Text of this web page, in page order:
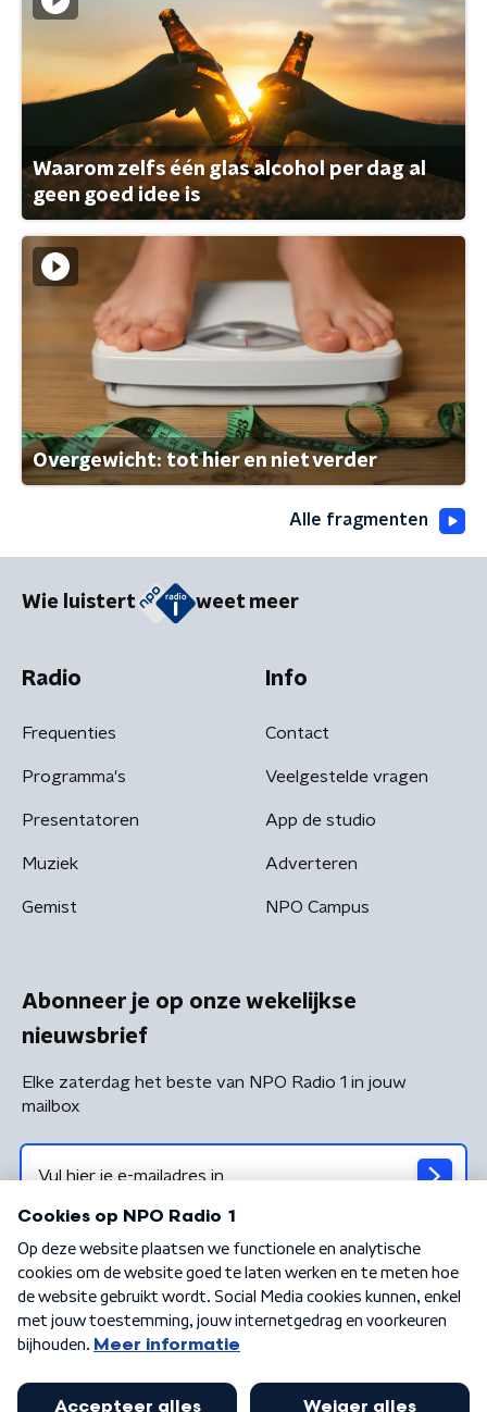
Waarom zelfs één glas alcohol per dag al
geen goed idee is
Overgewicht: tot hier en niet verder
Alle fragmenten
Wie luistert weet meer
Radio
Frequenties
Programma's
Presentatoren
Muziek
Gemist
Info
Contact
Veelgestelde vragen
App de studio
Adverteren
NPO Campus
Abonneer je op onze wekelijkse
nieuwsbrief
Elke zaterdag het beste van NPO Radio 1 in jouw
mailbox
Algemene voorwaarden